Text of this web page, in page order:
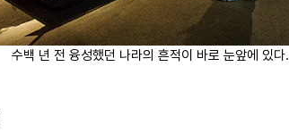
수백 년 전 융성했던 나라의 흔적이 바로 눈앞에 있